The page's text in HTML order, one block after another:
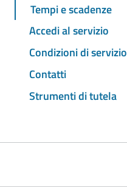
Tempi e scadenze
Accedi al servizio
Condizioni di servizio
Contatti
Strumenti di tutela